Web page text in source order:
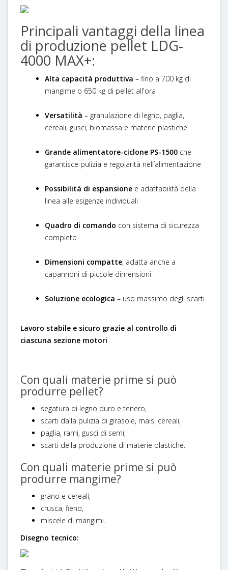
Principali vantaggi della linea
di produzione pellet LDG-
4000 MAX+:
Alta capacità produttiva – fino a 700 kg di
mangime o 650 kg di pellet all'ora
Versatilità – granulazione di legno, paglia,
cereali, gusci, biomassa e materie plastiche
Grande alimentatore-ciclone PS-1500 che
garantisce pulizia e regolarità nell’alimentazione
Possibilità di espansione e adattabilità della
linea alle esigenze individuali
Quadro di comando con sistema di sicurezza
completo
Dimensioni compatte, adatta anche a
capannoni di piccole dimensioni
Soluzione ecologica – uso massimo degli scarti
Lavoro stabile e sicuro grazie al controllo di
ciascuna sezione motori
Con quali materie prime si può
produrre pellet?
segatura di legno duro e tenero,
scarti dalla pulizia di girasole, mais, cereali,
paglia, rami, gusci di semi,
scarti della produzione di materie plastiche.
Con quali materie prime si può
produrre mangime?
grano e cereali,
crusca, fieno,
miscele di mangimi.
Disegno tecnico: